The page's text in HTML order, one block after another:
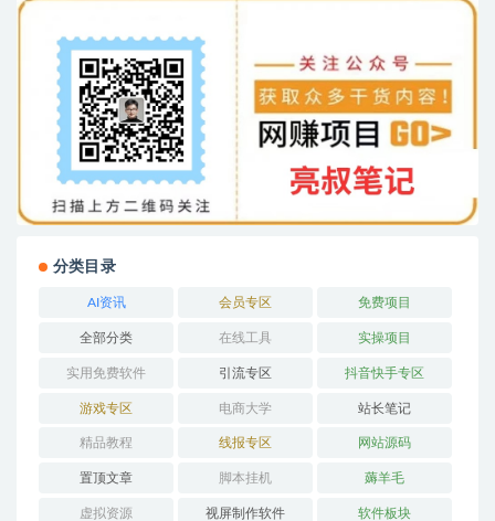
分类目录
AI资讯 会员专区 免费项目
全部分类 在线工具 实操项目
实用免费软件 引流专区 抖音快手专区
游戏专区 电商大学 站长笔记
精品教程 线报专区 网站源码
置顶文章 脚本挂机 薅羊毛
虚拟资源 视屏制作软件 软件板块